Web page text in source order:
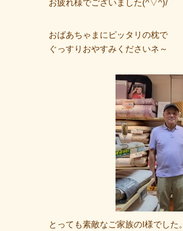
お疲れ様でございました(^▽^)/
おばあちゃまにピッタリの枕で
ぐっすりおやすみくださいネ～
とっても素敵なご家族のI様でした。